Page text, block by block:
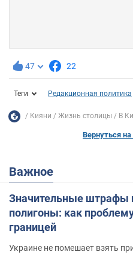
47 22
Теги Редакционная политика
Кияни Жизнь столицы В
Вернуться
Важное
Значительные штрафы
полигоны: как
границей
Украине не помешает взять